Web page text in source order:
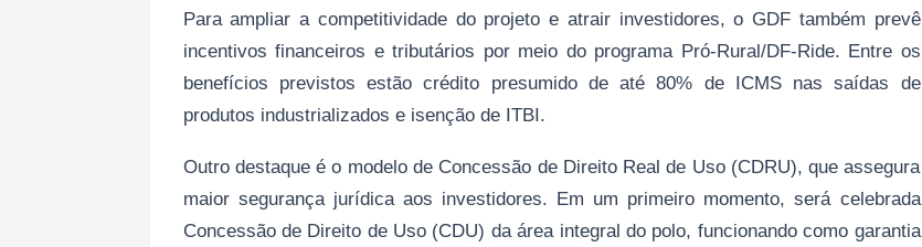
Para ampliar a competitividade do projeto e atrair investidores, o GDF também prevê
incentivos financeiros e tributários por meio do programa Pró-Rural/DF-Ride. Entre os
benefícios previstos estão crédito presumido de até 80% de ICMS nas saídas de
produtos industrializados e isenção de ITBI.
Outro destaque é o modelo de Concessão de Direito Real de Uso (CDRU), que assegura
maior segurança jurídica aos investidores. Em um primeiro momento, será celebrada
Concessão de Direito de Uso (CDU) da área integral do polo, funcionando como garantia